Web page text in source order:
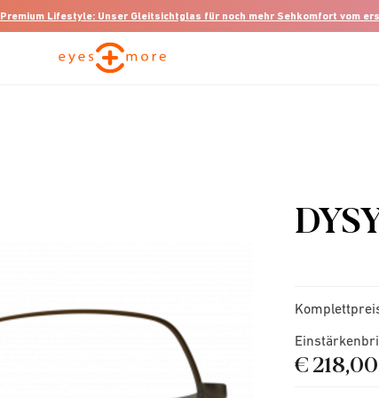
Premium Lifestyle: Unser Gleitsichtglas für noch mehr Sehkomfort vom
€ 218,00